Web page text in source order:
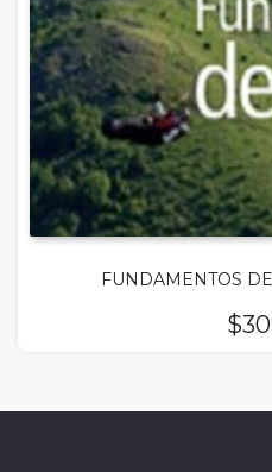
FUNDAMENTOS
$